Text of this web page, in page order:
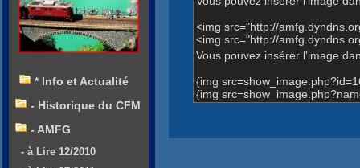
<img src="http://
<img src="http://
Vous pouvez insérer l'image
{img
{img
* Info et Actualité
- Historique du CFM
- AMFG
- à Lire 12/2010